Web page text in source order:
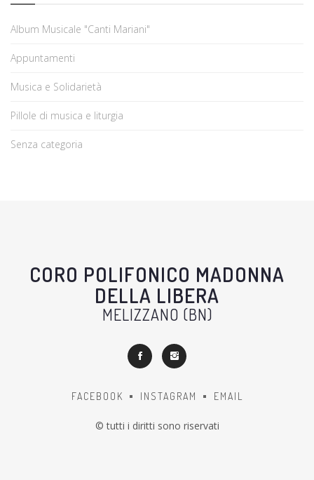
Album Musicale "Canti Mariani"
Appuntamenti
Musica e Solidarietà
Pillole di musica e liturgia
Senza categoria
CORO POLIFONICO MADONNA
DELLA LIBERA
MELIZZANO (BN)
FACEBOOK INSTAGRAM EMAIL
© tutti i diritti sono riservati